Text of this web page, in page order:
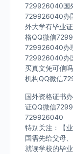
729926040国
729926040办
外大学有毕业
格QQ微信
729926040办
729926040办
买真文凭可信
机构QQ微信
国外资格证书
证QQ微信
729926040
特别关注：【
国需先给父母
就读学校的毕